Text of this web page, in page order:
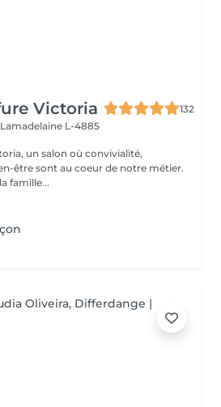
Victoria
132
Lamadelaine L-4885
un salon où convivialité,
être sont au coeur de notre métier.
famille...